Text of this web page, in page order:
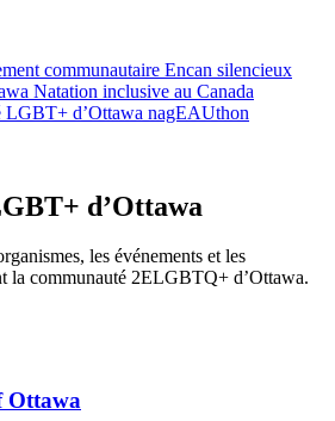
communautaire Encan silencieux
Natation inclusive au Canada
LGBT+ d’Ottawa nagEAUthon
d’Ottawa
les événements et les
la communauté 2ELGBTQ+ d’Ottawa.
Ottawa